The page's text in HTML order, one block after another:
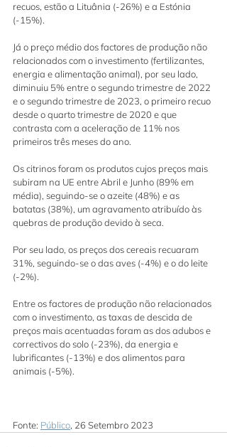
recuos, estão a Lituânia (-26%) e a Estónia
(-15%).
Já o preço médio dos factores de produção não
relacionados com o investimento (fertilizantes,
energia e alimentação animal), por seu lado,
diminuiu 5% entre o segundo trimestre de 2022
e o segundo trimestre de 2023, o primeiro recuo
desde o quarto trimestre de 2020 e que
contrasta com a aceleração de 11% nos
primeiros três meses do ano.
Os citrinos foram os produtos cujos preços mais
subiram na UE entre Abril e Junho (89% em
média), seguindo-se o azeite (48%) e as
batatas (38%), um agravamento atribuído às
quebras de produção devido à seca.
Por seu lado, os preços dos cereais recuaram
31%, seguindo-se o das aves (-4%) e o do leite
(-2%).
Entre os factores de produção não relacionados
com o investimento, as taxas de descida de
preços mais acentuadas foram as dos adubos e
correctivos do solo (-23%), da energia e
lubrificantes (-13%) e dos alimentos para
animais (-5%).
Fonte: Público, 26 Setembro 2023